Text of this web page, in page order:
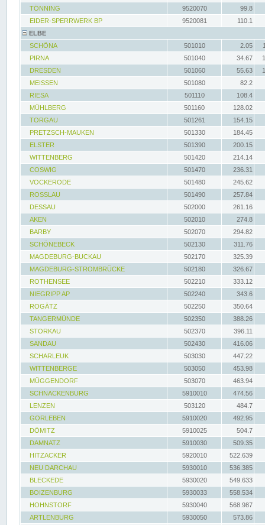
TÖNNING
9520070
99.8
EIDER-SPERRWERK BP
9520081
110.1
ELBE
SCHÖNA
501010 2.05
PIRNA
501040 34.67
DRESDEN
501060 55.63
MEISSEN
501080
82.2
RIESA
501110
108.4
MÜHLBERG
501160
128.02
TORGAU
501261
154.15
PRETZSCH-MAUKEN
501330
184.45
ELSTER
501390
200.15
WITTENBERG
501420
214.14
COSWIG
501470
236.31
VOCKERODE
501480
245.62
ROSSLAU
501490
257.84
DESSAU
502000
261.16
AKEN
502010
274.8
BARBY
502070
294.82
SCHÖNEBECK
502130
311.76
MAGDEBURG-BUCKAU
502170
325.39
MAGDEBURG-STROMBRÜCKE
502180
326.67
ROTHENSEE
502210
333.12
NIEGRIPP AP
502240
343.6
ROGÄTZ
502250
350.64
TANGERMÜNDE
502350
388.26
STORKAU
502370
396.11
SANDAU
502430
416.06
SCHARLEUK
503030
447.22
WITTENBERGE
503050
453.98
MÜGGENDORF
503070
463.94
SCHNACKENBURG
5910010
474.56
LENZEN
503120
484.7
GORLEBEN
5910020
492.95
DÖMITZ
5910025
504.7
DAMNATZ
5910030
509.35
HITZACKER
5920010
522.639
NEU DARCHAU
5930010
536.385
BLECKEDE
5930020
549.633
BOIZENBURG
5930033
558.534
HOHNSTORF
5930040
568.987
ARTLENBURG
5930050
573.86